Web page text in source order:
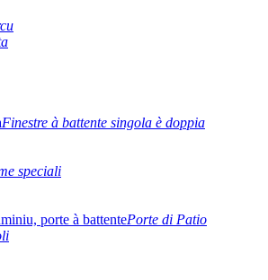
Finestre à battente singola è doppia
speciali
Porte di Patio